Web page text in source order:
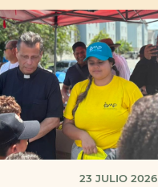
23 JULIO 2026